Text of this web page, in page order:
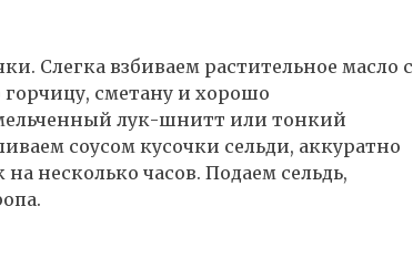
Слегка взбиваем растительное масло с
сметану и хорошо
лук-шнитт или тонкий
соусом кусочки сельди, аккуратно
несколько часов. Подаем сельдь,